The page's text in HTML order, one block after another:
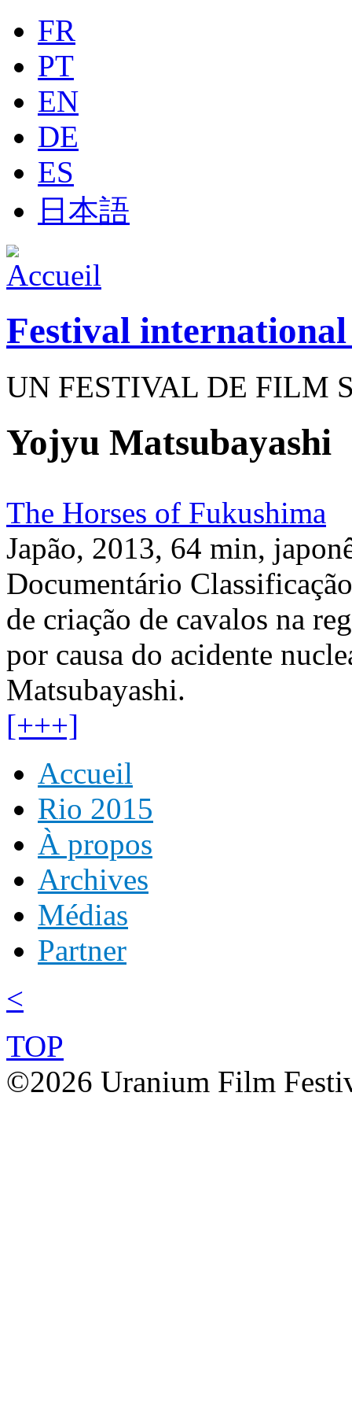
Jump to navigation
FR
PT
EN
DE
ES
日本語
Festival
UN FESTIVAL DE FILM
Yojyu Matsubayashi
The Horses of Fukushima
Japão, 2013, 64 min,
Documentário
de criação de cavalos na
por causa do acidente
Matsubayashi.
[+++]
Accueil
Rio 2015
À propos
Archives
Médias
Partner
<
TOP
©2026 Uranium Film